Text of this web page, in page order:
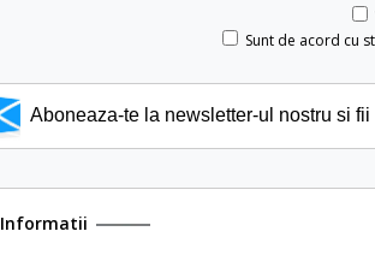
Sunt de acord cu
Aboneaza-te la newsletter-ul nostru si
Informatii